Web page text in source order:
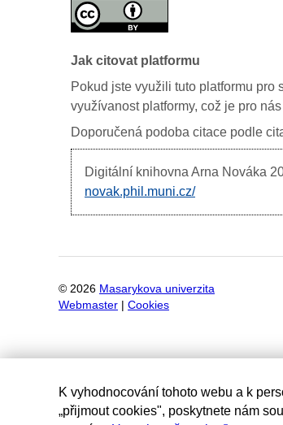
Jak citovat platformu
Pokud jste využili tuto platformu
využívanost platformy, což je pro
Doporučená podoba citace podle
Digitální knihovna Arna Nováka
novak.phil.muni.cz/
© 2026 Masarykova univerzita
Webmaster
Cookies
K vyhodnocování tohoto webu a k
„přijmout cookies", poskytnete nám